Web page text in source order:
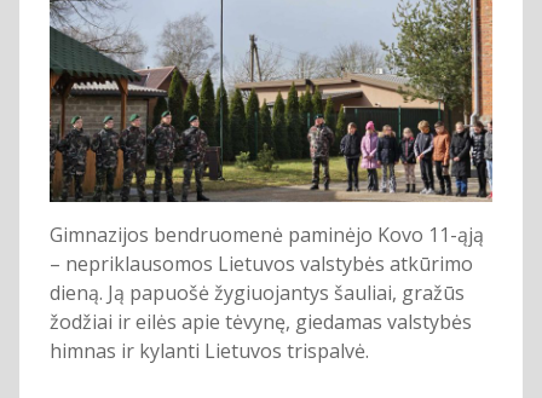
Gimnazijos bendruomenė paminėjo Kovo 11-ąją
– nepriklausomos Lietuvos valstybės atkūrimo
dieną. Ją papuošė žygiuojantys šauliai, gražūs
žodžiai ir eilės apie tėvynę, giedamas valstybės
himnas ir kylanti Lietuvos trispalvė.